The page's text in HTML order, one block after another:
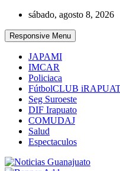
Skip
content
sábado, agosto 8, 2026
Responsive Menu
JAPAMI
IMCAR
Policiaca
FútbolCLUB
Seg Suroeste
DIF Irapuato
COMUDAJ
Salud
Espectaculos